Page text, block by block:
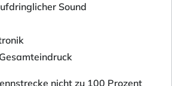
Sound
nicht zu 100 Prozent